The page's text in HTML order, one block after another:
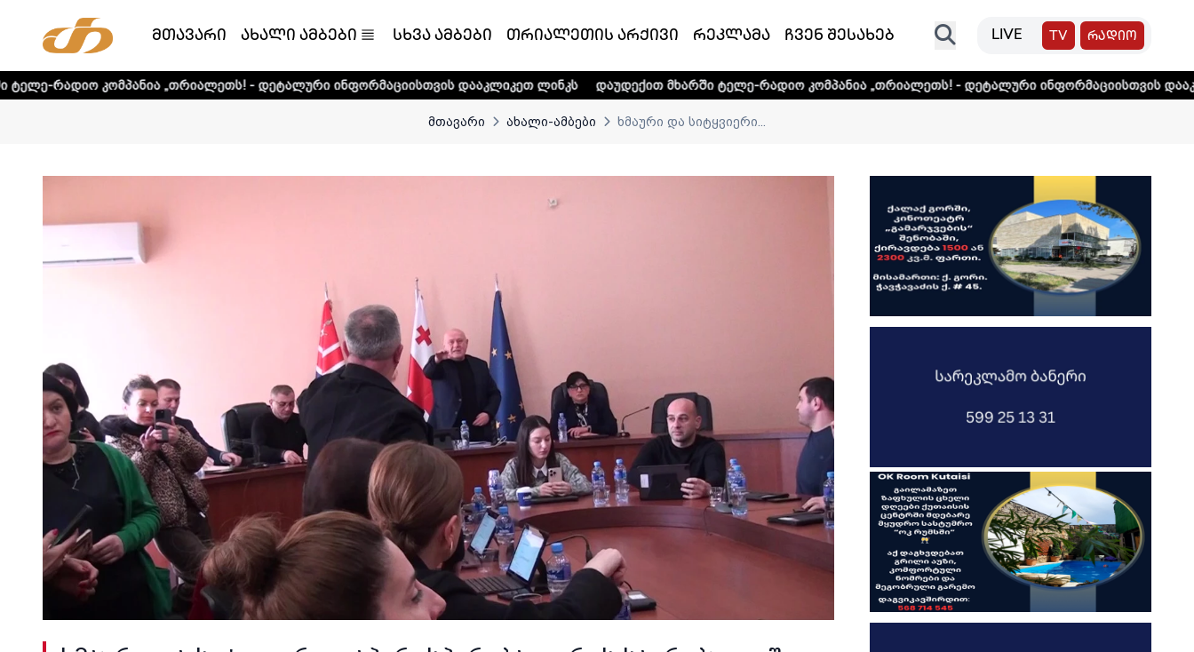
მთავარი ახალი ამბები სხვა ამბები თრიალეთის არქივი რეკლამა ჩვენ შესახებ LIVE TV რადიო
„თრიალეთს! - დეტალური ინფორმაციისთვის დააკლიკეთ ლინკს დაუდექით მხარში ტელე-რადიო კომპანია „თრიალეთს! - დეტალური ინფორმაციისთვის დააკლიკეთ ლინკს
მთავარი ახალი-ამბები ხმაური და სიტყვიერი...